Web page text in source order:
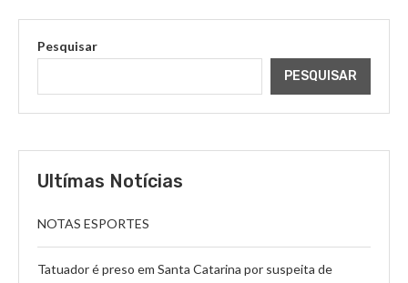
Pesquisar
PESQUISAR
Ultímas Notícias
NOTAS ESPORTES
Tatuador é preso em Santa Catarina por suspeita de